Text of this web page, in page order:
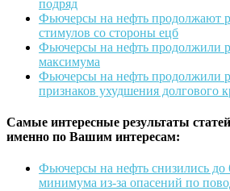
подряд
Фьючерсы на нефть продолжают
стимулов со стороны ецб
Фьючерсы на нефть продолжили
максимума
Фьючерсы на нефть продолжили
признаков ухудшения долгового
Самые интересные результаты
именно по Вашим интересам:
Фьючерсы на нефть снизились до
минимума из-за опасений по